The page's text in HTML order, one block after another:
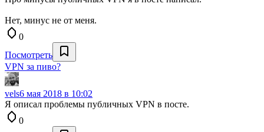
Нет, минус не от меня.
0
Посмотреть
VPN за пиво?
vels6 мая 2018 в 10:02
Я описал проблемы публичных VPN в посте.
0